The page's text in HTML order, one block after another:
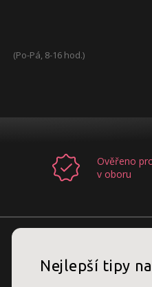
(Po-Pá, 8-16 hod.)
Ověřeno
v oboru
Nejlepší tipy